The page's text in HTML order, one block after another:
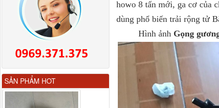
howo 8 tấn mới, ga cơ của
dùng phổ biến trải rộng tử
Hình ảnh Gọng
SẢN PHẨM HOT
Gương chiếu hậu FAW
JH6 có sấy...